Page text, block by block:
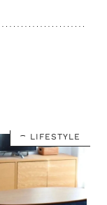
LIFESTYLE